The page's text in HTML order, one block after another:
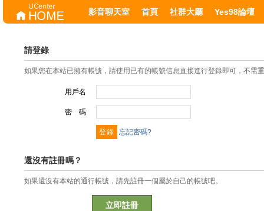
影音聊天室 首頁 社群大廳 Yes98論壇
請登錄
如果您在本站已擁有帳號，請使用已有的帳號信息直接進行登錄即可，不需
用戶名
密 碼
忘記密碼?
還沒有註冊嗎？
如果還沒有本站的通行帳號，請先註冊一個屬於自己的帳號吧。
立即註冊